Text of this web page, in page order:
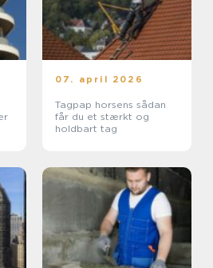
07. april 2026
Tagpap horsens sådan
får du et stærkt og
holdbart tag